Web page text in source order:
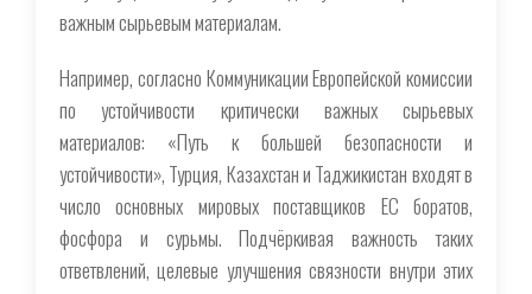
важным сырьевым материалам.
Например, согласно Коммуникации Европейской комиссии
по устойчивости критически важных сырьевых
материалов: «Путь к большей безопасности и
устойчивости», Турция, Казахстан и Таджикистан входят в
число основных мировых поставщиков ЕС боратов,
фосфора и сурьмы. Подчёркивая важность таких
ответвлений, целевые улучшения связности внутри этих